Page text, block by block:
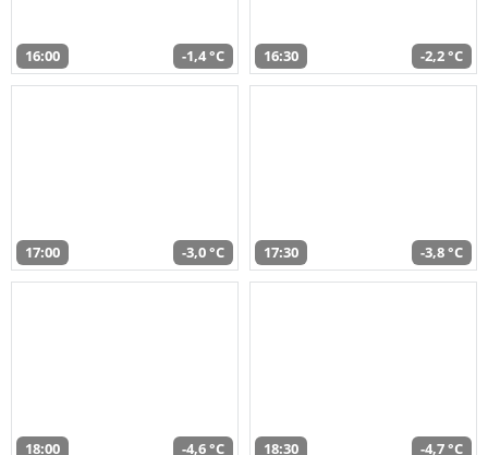
16:00 -1,4 °C 16:30 -2,2 °C
17:00 -3,0 °C 17:30 -3,8 °C
18:00 -4,6 °C 18:30 -4,7 °C